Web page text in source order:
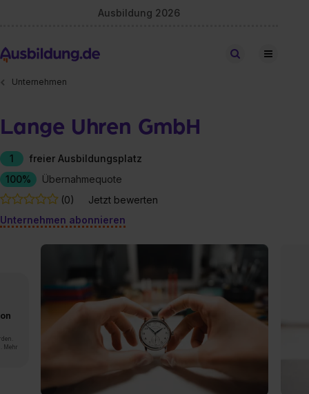
Ausbildung 2026
Stellen finden
Unternehmen
Lange Uhren GmbH
1
freier Ausbildungsplatz
100%
Übernahmequote
(0)
Jetzt bewerten
Unternehmen abonnieren
Mehr